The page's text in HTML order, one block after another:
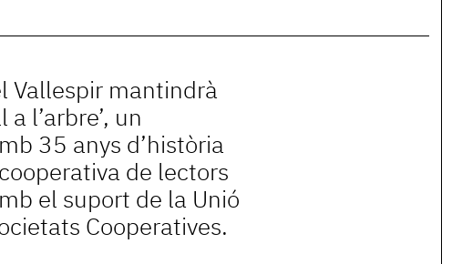
Vallespir mantindrà
a l’arbre’, un
35 anys d’història
de lectors
el suport de la Unió
Cooperatives.